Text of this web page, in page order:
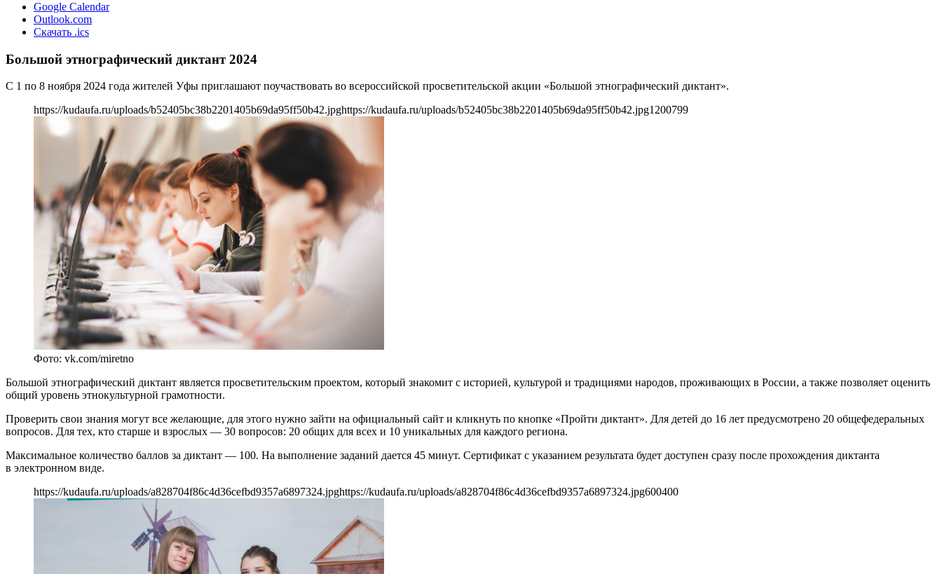
Google Calendar
Outlook.com
Скачать .ics
Большой этнографический диктант 2024
С 1 по 8 ноября 2024 года жителей Уфы приглашают поучаствовать во всероссийской просветительской акции «Большой этнографический диктант».
https://kudaufa.ru/uploads/b52405bc38b2201405b69da95ff50b42.jpghttps://kudaufa.ru/uploads/b52405bc38b2201405b69da95ff50b42.jpg1200799
Фото: vk.com/miretno
Большой этнографический диктант является просветительским проектом, который знакомит с историей, культурой и традициями народов, проживающих в России, а также позволяет оценить
общий уровень этнокультурной грамотности.
Проверить свои знания могут все желающие, для этого нужно зайти на официальный сайт и кликнуть по кнопке «Пройти диктант». Для детей до 16 лет предусмотрено 20 общефедеральных
вопросов. Для тех, кто старше и взрослых — 30 вопросов: 20 общих для всех и 10 уникальных для каждого региона.
Максимальное количество баллов за диктант — 100. На выполнение заданий дается 45 минут. Сертификат с указанием результата будет доступен сразу после прохождения диктанта
в электронном виде.
https://kudaufa.ru/uploads/a828704f86c4d36cefbd9357a6897324.jpghttps://kudaufa.ru/uploads/a828704f86c4d36cefbd9357a6897324.jpg600400